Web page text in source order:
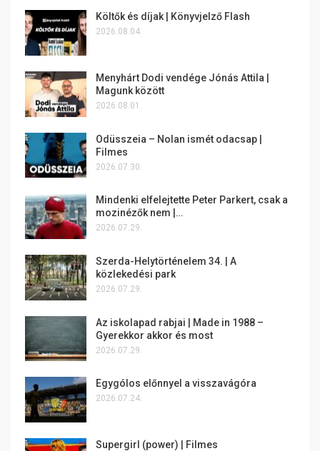
Költők és díjak | Könyvjelző Flash
2026.08.04.
Menyhárt Dodi vendége Jónás Attila |
Magunk között
2026.08.01.
Odüsszeia – Nolan ismét odacsap |
Filmes
2026.07.30.
Mindenki elfelejtette Peter Parkert, csak a
mozinézők nem |…
2026.07.29.
Szerda-Helytörténelem 34. | A
közlekedési park
2026.07.29.
Az iskolapad rabjai | Made in 1988 –
Gyerekkor akkor és most
2026.07.29.
Egygólos előnnyel a visszavágóra
2026.07.24.
Supergirl (power) | Filmes